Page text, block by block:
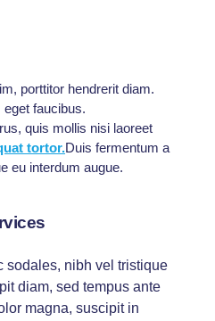
porttitor hendrerit diam.
eget faucibus.
quis mollis nisi laoreet
tortor.Duis fermentum a
eu interdum augue.
sodales, nibh vel tristique
diam, sed tempus ante
magna, suscipit in